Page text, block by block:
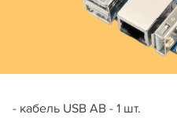
- кабель USB AB - 1 шт.